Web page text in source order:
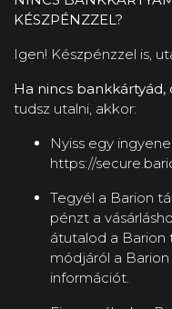
KÉSZPÉNZZEL?
Igen! Készpénzzel is,
Ha nincs
tudsz utalni, akkor:
Nyiss egy
https://
Tegyél a Barion
pénzt a
átutalod a Barion
módjáról a
információt.